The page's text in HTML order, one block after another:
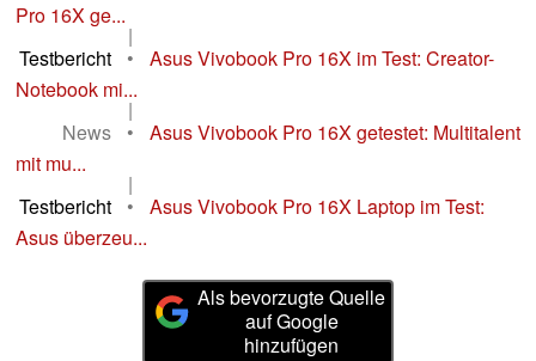
Pro 16X ge...
|
Testbericht
•
Asus Vivobook Pro 16X im Test: Creator-
Notebook mi...
|
News
•
Asus Vivobook Pro 16X getestet: Multitalent
mit mu...
|
Testbericht
•
Asus Vivobook Pro 16X Laptop im Test:
Asus überzeu...
Als bevorzugte Quelle
auf Google
hinzufügen